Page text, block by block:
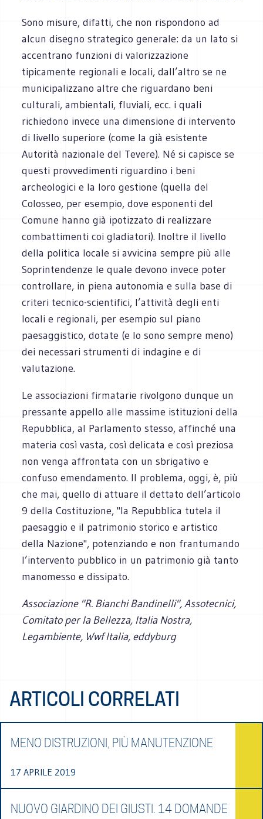
Sono misure, difatti, che non rispondono ad
alcun disegno strategico generale: da un lato si
accentrano funzioni di valorizzazione
tipicamente regionali e locali, dall’altro se ne
municipalizzano altre che riguardano beni
culturali, ambientali, fluviali, ecc. i quali
richiedono invece una dimensione di intervento
di livello superiore (come la già esistente
Autorità nazionale del Tevere). Né si capisce se
questi provvedimenti riguardino i beni
archeologici e la loro gestione (quella del
Colosseo, per esempio, dove esponenti del
Comune hanno già ipotizzato di realizzare
combattimenti coi gladiatori). Inoltre il livello
della politica locale si avvicina sempre più alle
Soprintendenze le quale devono invece poter
controllare, in piena autonomia e sulla base di
criteri tecnico-scientifici, l’attività degli enti
locali e regionali, per esempio sul piano
paesaggistico, dotate (e lo sono sempre meno)
dei necessari strumenti di indagine e di
valutazione.
Le associazioni firmatarie rivolgono dunque un
pressante appello alle massime istituzioni della
Repubblica, al Parlamento stesso, affinché una
materia così vasta, così delicata e così preziosa
non venga affrontata con un sbrigativo e
confuso emendamento. Il problema, oggi, è, più
che mai, quello di attuare il dettato dell’articolo
9 della Costituzione, "la Repubblica tutela il
paesaggio e il patrimonio storico e artistico
della Nazione", potenziando e non frantumando
l’intervento pubblico in un patrimonio già tanto
manomesso e dissipato.
Associazione "R. Bianchi Bandinelli", Assotecnici,
Comitato per la Bellezza, Italia Nostra,
Legambiente, Wwf Italia, eddyburg
ARTICOLI CORRELATI
MENO DISTRUZIONI, PIÙ MANUTENZIONE
17 APRILE 2019
NUOVO GIARDINO DEI GIUSTI. 14 DOMANDE